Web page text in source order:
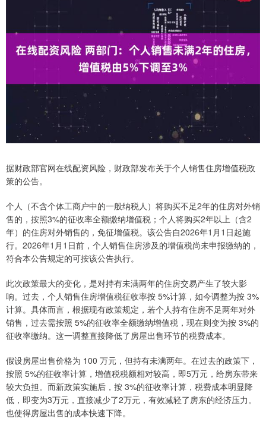
据财政部官网在线配资风险，财政部发布关于个人销售住房增值税政
策的公告。
个人（不含个体工商户中的一般纳税人）将购买不足2年的住房对外销
售的，按照3%的征收率全额缴纳增值税；个人将购买2年以上（含2
年）的住房对外销售的，免征增值税。该公告自2026年1月1日起施
行。2026年1月1日前，个人销售住房涉及的增值税尚未申报缴纳的，
符合本公告规定的可按该公告执行。
此次政策最大的变化，是对持有未满两年的住房交易产生了较大影
响。过去，个人销售住房增值税征收率按 5%计算，如今调整为按 3%
计算。具体而言，根据现有政策规定，若个人持有住房不足两年对外
销售，过去需按照 5%的征收率全额缴纳增值税，现在则变为按 3%的
征收率缴纳。这一调整直接降低了房屋出售环节的税费成本。
假设房屋出售价格为 100 万元，但持有未满两年。在过去的政策下，
按照 5%的征收率计算，增值税税额相对较高，即5万元，给房东带来
较大负担。而新政策实施后，按 3%的征收率计算，税费成本明显降
低，即变为3万元，直接减少了2万元，有效减轻了房东的经济压力。
也使得房屋出售的成本快速下降。